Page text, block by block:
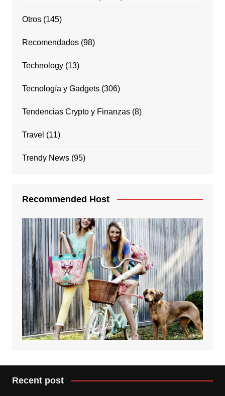
Otros(145)
Recomendados(98)
Technology(13)
Tecnología y Gadgets(306)
Tendencias Crypto y Finanzas(8)
Travel (11)
Trendy News(95)
Recommended Host
Recent post